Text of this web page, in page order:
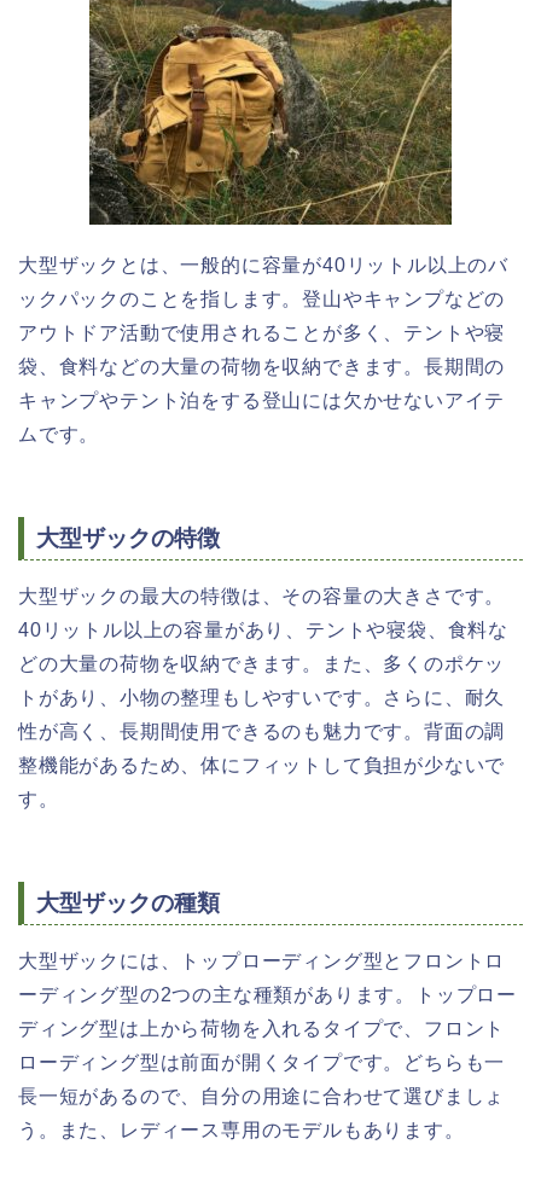
大型ザックとは、一般的に容量が40リットル以上のバ
ックパックのことを指します。登山やキャンプなどの
アウトドア活動で使用されることが多く、テントや寝
袋、食料などの大量の荷物を収納できます。長期間の
キャンプやテント泊をする登山には欠かせないアイテ
ムです。
大型ザックの特徴
大型ザックの最大の特徴は、その容量の大きさです。
40リットル以上の容量があり、テントや寝袋、食料な
どの大量の荷物を収納できます。また、多くのポケッ
トがあり、小物の整理もしやすいです。さらに、耐久
性が高く、長期間使用できるのも魅力です。背面の調
整機能があるため、体にフィットして負担が少ないで
す。
大型ザックの種類
大型ザックには、トップローディング型とフロントロ
ーディング型の2つの主な種類があります。トップロー
ディング型は上から荷物を入れるタイプで、フロント
ローディング型は前面が開くタイプです。どちらも一
長一短があるので、自分の用途に合わせて選びましょ
う。また、レディース専用のモデルもあります。